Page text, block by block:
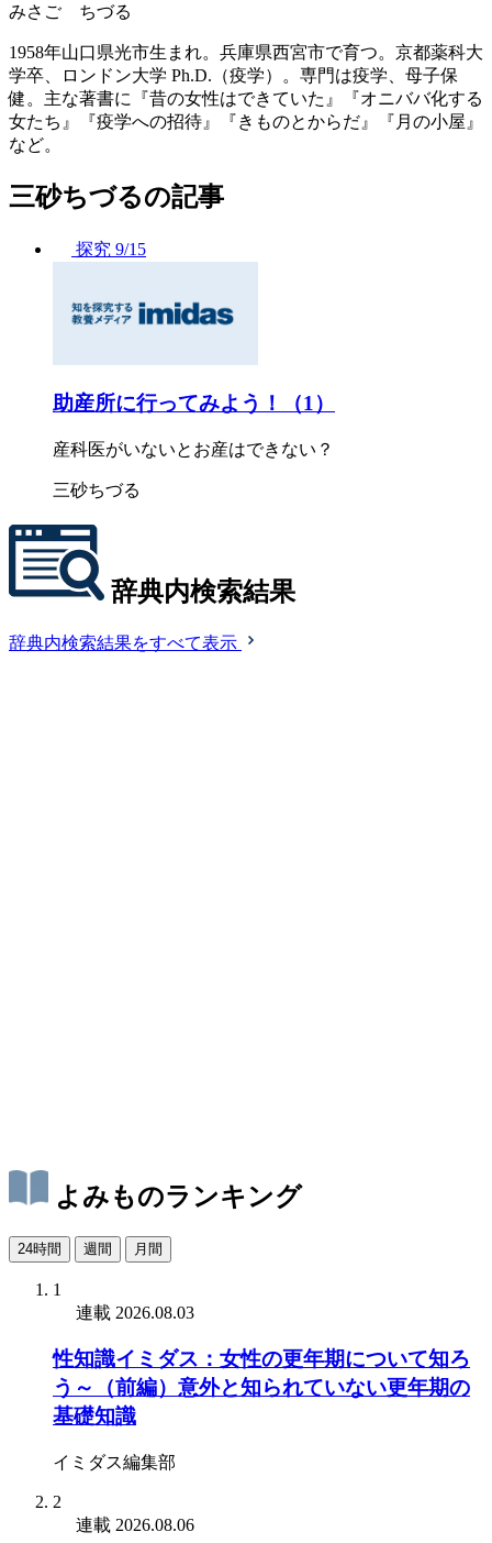
みさご ちづる
1958年山口県光市生まれ。兵庫県西宮市で育つ。京都薬科大
学卒、ロンドン大学 Ph.D.（疫学）。専門は疫学、母子保
健。主な著書に『昔の女性はできていた』『オニババ化する
女たち』『疫学への招待』『きものとからだ』『月の小屋』
など。
三砂ちづるの記事
探究 9/15
助産所に行ってみよう！（1）
産科医がいないとお産はできない？
三砂ちづる
辞典内検索結果
辞典内検索結果をすべて表示
よみものランキング
24時間 週間 月間
1
連載 2026.08.03
性知識イミダス：女性の更年期について知ろ
う～（前編）意外と知られていない更年期の
基礎知識
イミダス編集部
2
連載 2026.08.06